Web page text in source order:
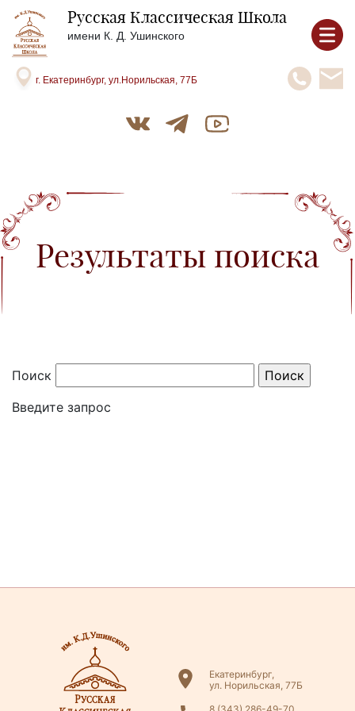
Русская Классическая Школа
имени К. Д. Ушинского
г. Екатеринбург, ул.Норильская, 77Б
Результаты поиска
Поиск
Введите запрос
Екатеринбург,
ул. Норильская, 77Б